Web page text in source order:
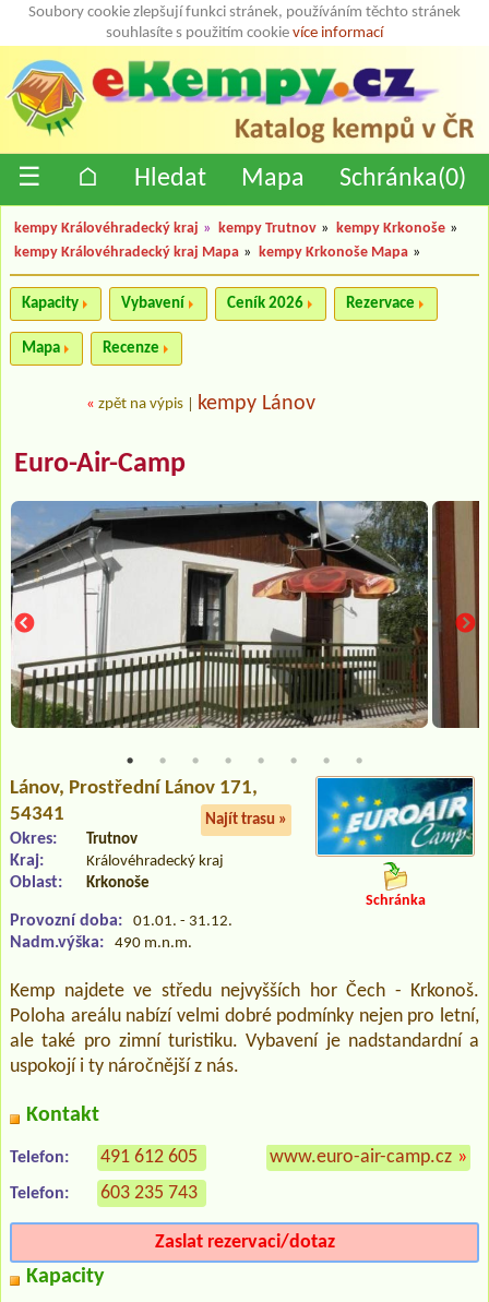
Soubory cookie zlepšují funkci stránek, používáním těchto stránek
souhlasíte s použitím cookie více informací
☰ ⌂ Hledat Mapa Schránka(0)
kempy Královéhradecký kraj » kempy Trutnov » kempy Krkonoše »
kempy Královéhradecký kraj Mapa » kempy Krkonoše Mapa »
Kapacity Vybavení Ceník 2026 Rezervace
Mapa Recenze
« zpět na výpis kempy Lánov
Euro-Air-Camp
Lánov, Prostřední Lánov 171,
54341
Najít trasu »
Okres: Trutnov
Kraj: Královéhradecký kraj
Oblast: Krkonoše
Provozní doba: 01.01. - 31.12.
Nadm.výška: 490 m.n.m.
Schránka
Kemp najdete ve středu nejvyšších hor Čech - Krkonoš.
Poloha areálu nabízí velmi dobré podmínky nejen pro letní,
ale také pro zimní turistiku. Vybavení je nadstandardní a
uspokojí i ty náročnější z nás.
Kontakt
Telefon: 491 612 605
Telefon: 603 235 743
www.euro-air-camp.cz »
Zaslat rezervaci/dotaz
Kapacity